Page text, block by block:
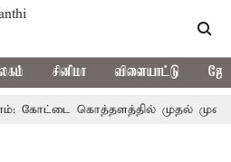
சினிமா விளையாட்டு
கொத்தளத்தில் முதல் முறையாக